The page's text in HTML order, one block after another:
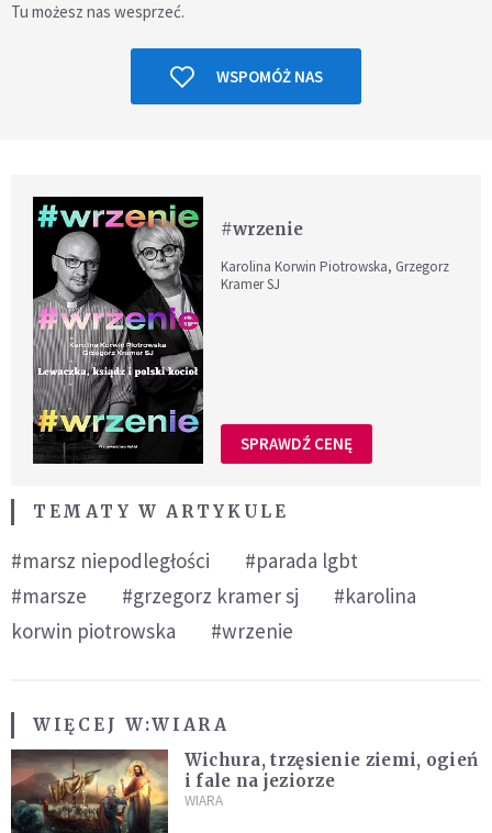
Tu możesz nas wesprzeć.
WSPOMÓŻ NAS
#wrzenie
Karolina Korwin Piotrowska, Grzegorz
Kramer SJ
SPRAWDŹ CENĘ
TEMATY W ARTYKULE
#marsz niepodległości
#parada lgbt
#marsze
#grzegorz kramer sj
#karolina
korwin piotrowska
#wrzenie
WIĘCEJ W:WIARA
Wichura, trzęsienie ziemi, ogień
i fale na jeziorze
WIARA